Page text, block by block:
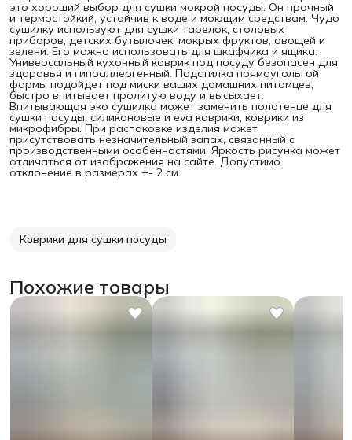
это хороший выбор для сушки мокрой посуды. Он прочный
и термостойкий, устойчив к воде и моющим средствам. Чудо
сушилку используют для сушки тарелок, столовых
приборов, детских бутылочек, мокрых фруктов, овощей и
зелени. Его можно использовать для шкафчика и ящика.
Универсальный кухонный коврик под посуду безопасен для
здоровья и гипоаллергенный. Подстилка прямоугольгой
формы подойдет под миски ваших домашних питомцев,
быстро впитывает пролитую воду и высыхает.
Впитывающая эко сушилка может заменить полотенце для
сушки посуды, силиконовые и eva коврики, коврики из
микрофибры. При распаковке изделия может
присутствовать незначительный запах, связанный с
производственными особенностями. Яркость рисунка может
отличаться от изображения на сайте. Допустимо
отклонение в размерах +- 2 см.
Коврики для сушки посуды
Похожие товары